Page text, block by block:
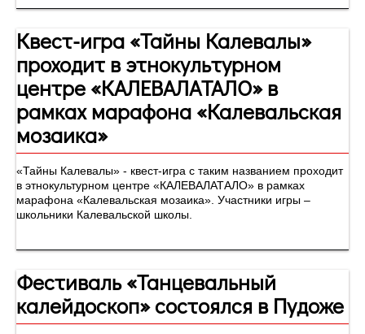
Квест-игра «Тайны Калевалы»
проходит в этнокультурном
центре «КАЛЕВАЛАТАЛО» в
рамках марафона «Калевальская
мозаика»
«Тайны Калевалы» - квест-игра с таким названием проходит
в этнокультурном центре «КАЛЕВАЛАТАЛО» в рамках
марафона «Калевальская мозаика». Участники игры –
школьники Калевальской школы.
Фестиваль «Танцевальный
калейдоскоп» состоялся в Пудоже